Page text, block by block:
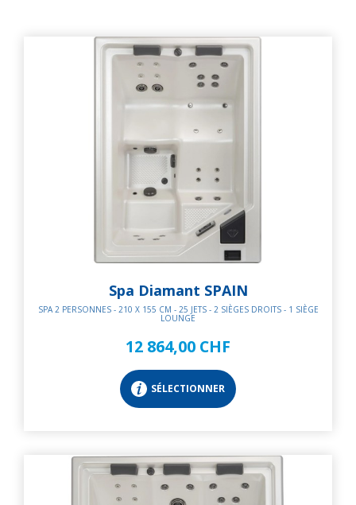
Spa Diamant SPAIN
SPA 2 PERSONNES - 210 X 155 CM - 25 JETS - 2 SIÈGES DROITS - 1 SIÈGE
LOUNGE
12 864,00 CHF
SÉLECTIONNER